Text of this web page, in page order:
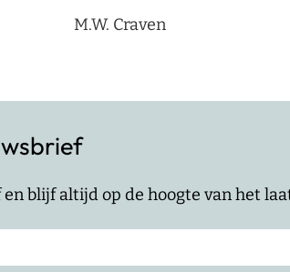
M.W. Craven
blijf altijd op de hoogte van het